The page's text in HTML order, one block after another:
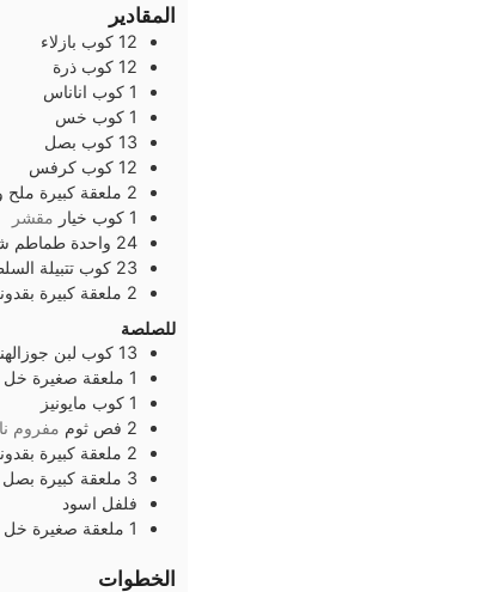
المقادير
12 كوب بازلاء
12 كوب ذرة
1 كوب اناناس
1 كوب خس
13 كوب بصل
12 كوب كرفس
2 ملعقة كبيرة ملح
1 كوب خيار مقشر
24 واحدة طماطم
23 كوب تتبيلة
2 ملعقة كبيرة
للصلصة
13 كوب لبن
1 ملعقة صغيرة خل
1 كوب مايونيز
2 فص ثوم مفروم
2 ملعقة كبيرة
3 ملعقة كبيرة بصل
فلفل اسود
1 ملعقة صغيرة خل
الخطوات